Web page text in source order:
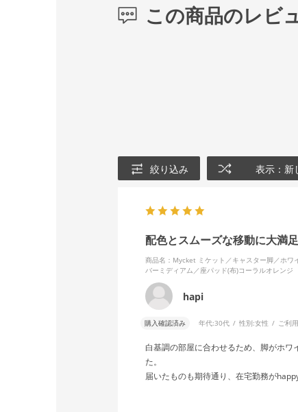
この商品のレビ
絞り込み 表示：新
配色とスムーズな移動に大満足
商品名：Mycket ミケット／キャスター脚／ホワ
バーミディアム／座パッド(布)コーラルオレンジ
hapi
購入確認済み 年代:30代 性別:女性 ご利
白基調の部屋に合わせるため、脚がホ
た。
届いたものも期待通り、在宅勤務がhappy